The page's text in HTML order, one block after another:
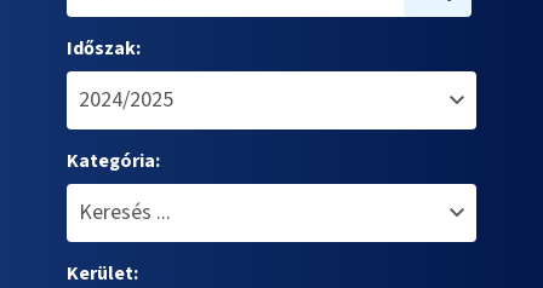
Időszak:
Kategória:
Kerület: